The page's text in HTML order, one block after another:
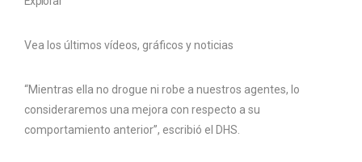
Vea los últimos vídeos, gráficos y noticias
“Mientras ella no drogue ni robe a nuestros agentes, lo
consideraremos una mejora con respecto a su
comportamiento anterior”, escribió el DHS.